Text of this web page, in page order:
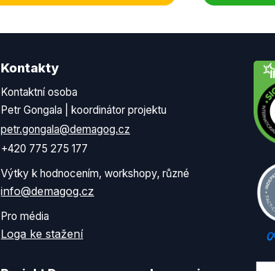
Kontakty
Kontaktní osoba
Petr Gongala | koordinátor projektu
petr.gongala@demagog.cz
+420 775 275 177
Výtky k hodnocením, workshopy, různé
info@demagog.cz
Pro média
Loga ke stažení